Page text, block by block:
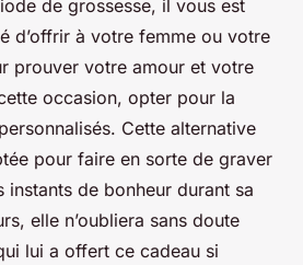
de grossesse, il vous est
d’offrir à votre femme ou votre
prouver votre amour et votre
occasion, opter pour la
Cette alternative
pour faire en sorte de graver
instants de bonheur durant sa
elle n’oubliera sans doute
lui a offert ce cadeau si